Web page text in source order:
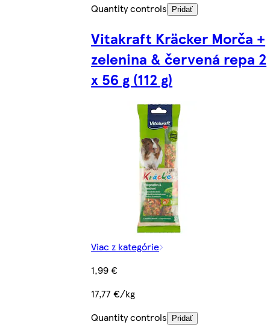
Quantity controls Pridať
Vitakraft Kräcker Morča +
zelenina & červená repa 2
x 56 g (112 g)
Viac z kategórie
1,99 €
17,77 €/kg
Quantity controls
Pridať